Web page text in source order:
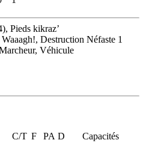
Pieds kikraz’
Destruction Néfaste 1
Véhicule
C/T F PA D
Capacités